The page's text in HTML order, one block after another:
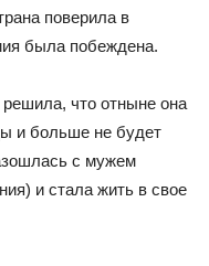
поверила в
была побеждена.
что отныне она
и больше не будет
с мужем
и стала жить в свое